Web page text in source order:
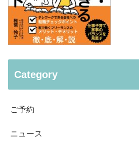
Category
ご予約
ニュース